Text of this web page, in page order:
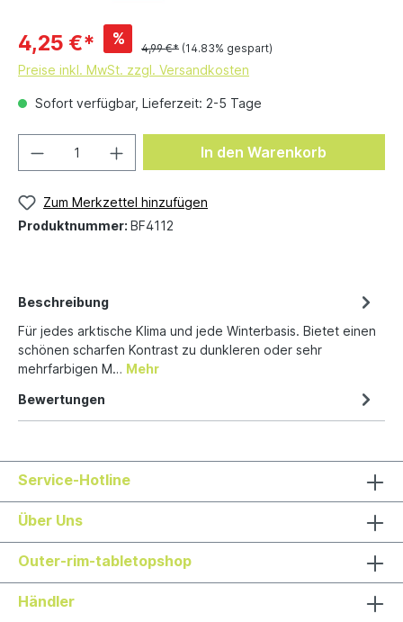
4,25 €* %
4,99 €* (14.83% gespart)
Preise inkl. MwSt. zzgl. Versandkosten
Sofort verfügbar, Lieferzeit: 2-5 Tage
In den Warenkorb
Zum Merkzettel hinzufügen
Produktnummer: BF4112
Beschreibung
Für jedes arktische Klima und jede Winterbasis. Bietet einen
schönen scharfen Kontrast zu dunkleren oder sehr
mehrfarbigen M… Mehr
Bewertungen
Service-Hotline
Über Uns
Outer-rim-tabletopshop
Händler